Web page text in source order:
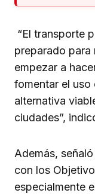
“El transporte
preparado
empezar a
fomentar el uso
alternativa
ciudades”,
Además,
con los
especialmente